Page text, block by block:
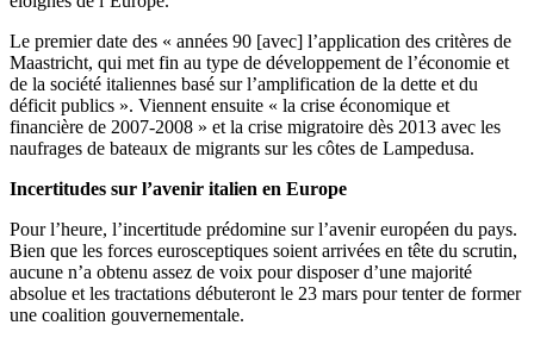
Le premier date des « années 90 [avec] l’application des critères de
Maastricht, qui met fin au type de développement de l’économie et
de la société italiennes basé sur l’amplification de la dette et du
déficit publics ». Viennent ensuite « la crise économique et
financière de 2007-2008 » et la crise migratoire dès 2013 avec les
naufrages de bateaux de migrants sur les côtes de Lampedusa.
Incertitudes sur l’avenir italien en Europe
Pour l’heure, l’incertitude prédomine sur l’avenir européen du pays.
Bien que les forces eurosceptiques soient arrivées en tête du scrutin,
aucune n’a obtenu assez de voix pour disposer d’une majorité
absolue et les tractations débuteront le 23 mars pour tenter de former
une coalition gouvernementale.